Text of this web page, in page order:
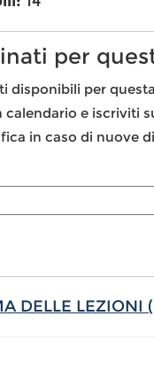
per
disponibili per
calendario e iscriviti
in caso di nuove
DELLE LEZIONI